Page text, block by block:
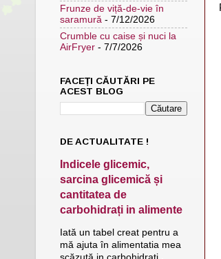
Frunze de viță-de-vie în
saramură - 7/12/2026
Crumble cu caise și nuci la
AirFryer - 7/7/2026
FACEȚI CĂUTĂRI PE
ACEST BLOG
DE ACTUALITATE !
Indicele glicemic,
sarcina glicemică și
cantitatea de
carbohidrați in alimente
Iată un tabel creat pentru a
mă ajuta în alimentatia mea